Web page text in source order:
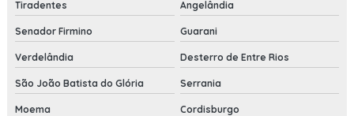
Tiradentes Angelândia
Senador Firmino Guarani
Verdelândia Desterro de Entre Rios
São João Batista do Glória Serrania
Moema Cordisburgo